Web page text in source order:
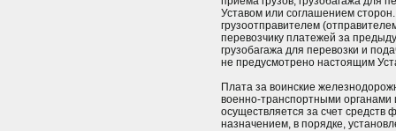
Уставом или соглашением
грузоотправителем
перевозчику платежей за
грузобагажа для перевозки и
не предусмотрено настоящим
Плата за воинские
военно-транспортными органами
осуществляется за счет
назначением, в порядке,